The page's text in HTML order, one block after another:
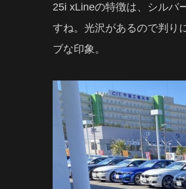
25i xLineの特徴は、シルバ
すね。光沢があるので判り
ブな印象。